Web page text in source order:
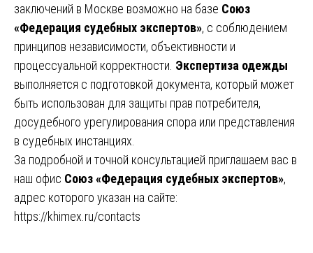
заключений в Москве возможно на базе Союз
«Федерация судебных экспертов», с соблюдением
принципов независимости, объективности и
процессуальной корректности. Экспертиза одежды
выполняется с подготовкой документа, который может
быть использован для защиты прав потребителя,
досудебного урегулирования спора или представления
в судебных инстанциях.
За подробной и точной консультацией приглашаем вас в
наш офис Союз «Федерация судебных экспертов»,
адрес которого указан на сайте:
https://khimex.ru/contacts